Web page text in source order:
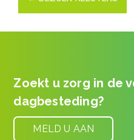
Zoekt u zorg in de
dagbesteding?
MELD U AAN